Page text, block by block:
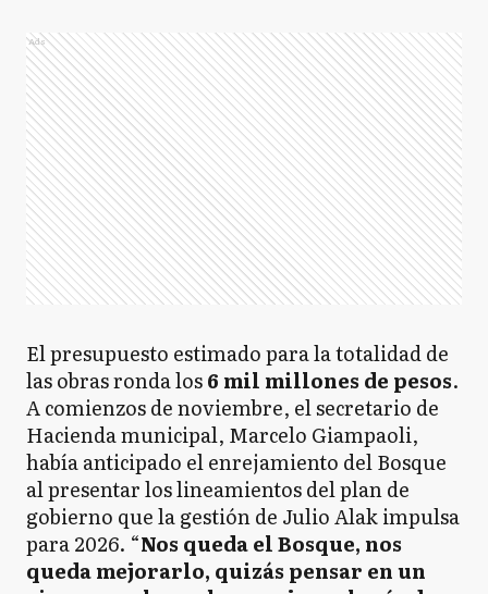
Ads
El presupuesto estimado para la totalidad de
las obras ronda los6 mil millones de pesos.
A comienzos de noviembre, el secretario de
Hacienda municipal, Marcelo Giampaoli,
había anticipado el enrejamiento del Bosque
al presentar los lineamientos del plan de
gobierno que la gestión de Julio Alak impulsa
para 2026. “Nos queda el Bosque, nos
queda mejorarlo, quizás pensar en un